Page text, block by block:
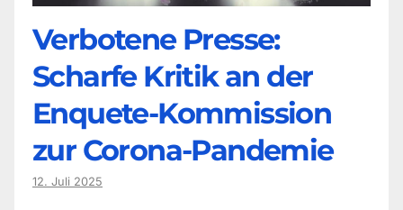
Verbotene Presse:
Scharfe Kritik an der
Enquete-Kommission
zur Corona-Pandemie
12. Juli 2025